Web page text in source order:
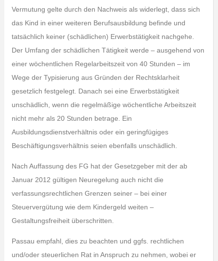
Vermutung gelte durch den Nachweis als widerlegt, dass sich
das Kind in einer weiteren Berufsausbildung befinde und
tatsächlich keiner (schädlichen) Erwerbstätigkeit nachgehe.
Der Umfang der schädlichen Tätigkeit werde – ausgehend von
einer wöchentlichen Regelarbeitszeit von 40 Stunden – im
Wege der Typisierung aus Gründen der Rechtsklarheit
gesetzlich festgelegt. Danach sei eine Erwerbstätigkeit
unschädlich, wenn die regelmäßige wöchentliche Arbeitszeit
nicht mehr als 20 Stunden betrage. Ein
Ausbildungsdienstverhältnis oder ein geringfügiges
Beschäftigungsverhältnis seien ebenfalls unschädlich.
Nach Auffassung des FG hat der Gesetzgeber mit der ab
Januar 2012 gültigen Neuregelung auch nicht die
verfassungsrechtlichen Grenzen seiner – bei einer
Steuervergütung wie dem Kindergeld weiten –
Gestaltungsfreiheit überschritten.
Passau empfahl, dies zu beachten und ggfs. rechtlichen
und/oder steuerlichen Rat in Anspruch zu nehmen, wobei er